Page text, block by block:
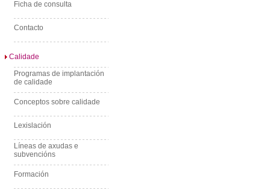
Ficha de consulta
Contacto
Calidade
Programas de implantación
de calidade
Conceptos sobre calidade
Lexislación
Líneas de axudas e
subvencións
Formación